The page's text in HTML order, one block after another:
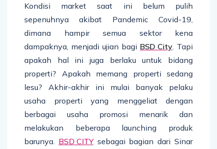
Kondisi market saat ini belum pulih
sepenuhnya akibat Pandemic Covid-19,
dimana hampir semua sektor kena
dampaknya, menjadi ujian bagi BSD City . Tapi
apakah hal ini juga berlaku untuk bidang
properti? Apakah memang properti sedang
lesu? Akhir-akhir ini mulai banyak pelaku
usaha properti yang menggeliat dengan
berbagai usaha promosi menarik dan
melakukan beberapa launching produk
barunya. BSD CITYsebagai bagian dari Sinar